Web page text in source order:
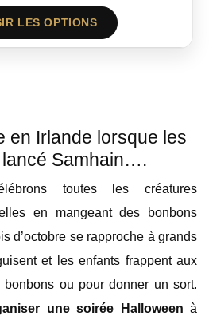
LES OPTIONS
en Irlande lorsque les
lancé Samhain….
toutes les créatures
en mangeant des bonbons
d’octobre se rapproche à grands
et les enfants frappent aux
ou pour donner un sort.
une soirée Halloween à